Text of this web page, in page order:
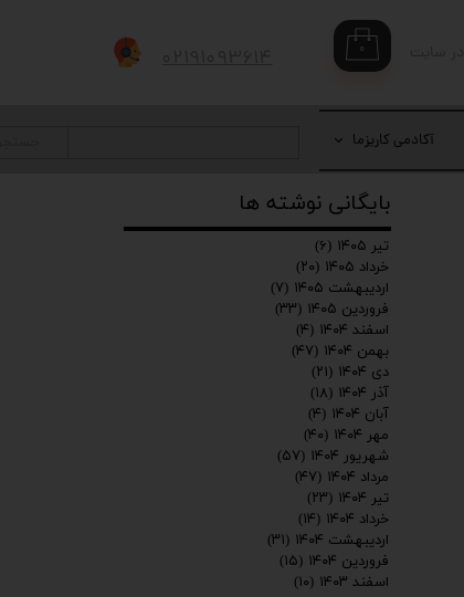
۰
آکادمی کاریزما
بایگانی نوشته ها
تیر ۱۴۰۵
(۶)
خرداد ۱۴۰۵
(۲۰)
اردیبهشت ۱۴۰۵
(۷)
فروردین ۱۴۰۵
(۳۳)
اسفند ۱۴۰۴
(۴)
بهمن ۱۴۰۴
(۴۷)
دی ۱۴۰۴
(۲۱)
آذر ۱۴۰۴
(۱۸)
آبان ۱۴۰۴
(۴)
مهر ۱۴۰۴
(۴۰)
شهریور ۱۴۰۴
(۵۷)
مرداد ۱۴۰۴
(۴۷)
تیر ۱۴۰۴
(۲۳)
خرداد ۱۴۰۴
(۱۴)
اردیبهشت ۱۴۰۴
(۳۱)
فروردین ۱۴۰۴
(۱۵)
اسفند ۱۴۰۳
(۱۰)